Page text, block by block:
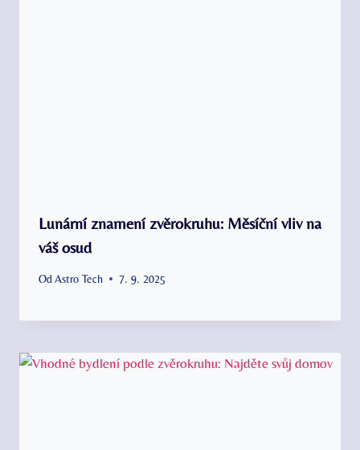
Lunární znamení zvěrokruhu: Měsíční vliv na
váš osud
Od Astro Tech 7. 9. 2025